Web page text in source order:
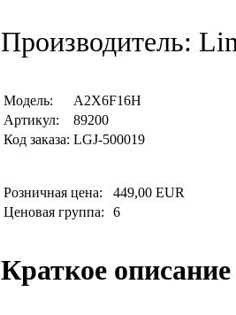
Производитель:
Модель:
A2X6F16H
Артикул:
89200
Код заказа: LGJ-500019
Розничная цена:
449,00 EUR
Ценовая группа:
6
Краткое описание